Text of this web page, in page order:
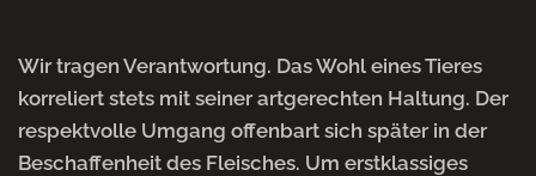
Wir tragen Verantwortung. Das Wohl eines Tieres
korreliert stets mit seiner artgerechten Haltung. Der
respektvolle Umgang offenbart sich später in der
Beschaffenheit des Fleisches. Um erstklassiges